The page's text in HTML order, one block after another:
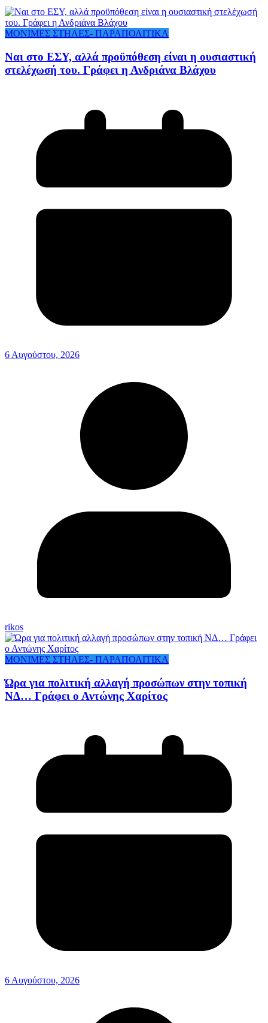
ΜΟΝΙΜΕΣ ΣΤΗΛΕΣ- ΠΑΡΑΠΟΛΙΤΙΚΑ
Ναι στο ΕΣΥ, αλλά προϋπόθεση είναι η ουσιαστική
στελέχωσή του. Γράφει η Ανδριάνα Βλάχου
6 Αυγούστου, 2026
rikos
ΜΟΝΙΜΕΣ ΣΤΗΛΕΣ- ΠΑΡΑΠΟΛΙΤΙΚΑ
Ώρα για πολιτική αλλαγή προσώπων στην τοπική
ΝΔ… Γράφει ο Αντώνης Χαρίτος
6 Αυγούστου, 2026